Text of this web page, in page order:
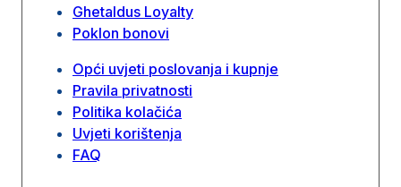
Ghetaldus Loyalty
Poklon bonovi
Opći uvjeti poslovanja i kupnje
Pravila privatnosti
Politika kolačića
Uvjeti korištenja
FAQ